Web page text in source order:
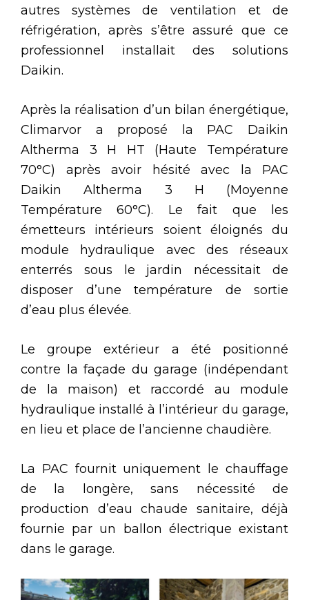
autres systèmes de ventilation et de
réfrigération, après s’être assuré que ce
professionnel installait des solutions
Daikin.
Après la réalisation d’un bilan énergétique,
Climarvor a proposé la PAC Daikin
Altherma 3 H HT (Haute Température
70°C) après avoir hésité avec la PAC
Daikin Altherma 3 H (Moyenne
Température 60°C). Le fait que les
émetteurs intérieurs soient éloignés du
module hydraulique avec des réseaux
enterrés sous le jardin nécessitait de
disposer d’une température de sortie
d’eau plus élevée.
Le groupe extérieur a été positionné
contre la façade du garage (indépendant
de la maison) et raccordé au module
hydraulique installé à l’intérieur du garage,
en lieu et place de l’ancienne chaudière.
La PAC fournit uniquement le chauffage
de la longère, sans nécessité de
production d’eau chaude sanitaire, déjà
fournie par un ballon électrique existant
dans le garage.